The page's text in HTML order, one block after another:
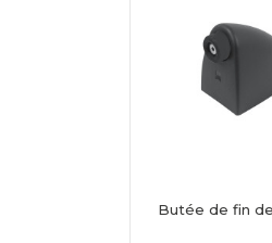
Butée de fin